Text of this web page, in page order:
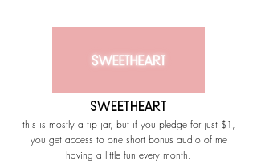
Sweetheart
this is mostly a tip jar, but if you pledge for just $1,
you get access to one short bonus audio of me
having a little fun every month.